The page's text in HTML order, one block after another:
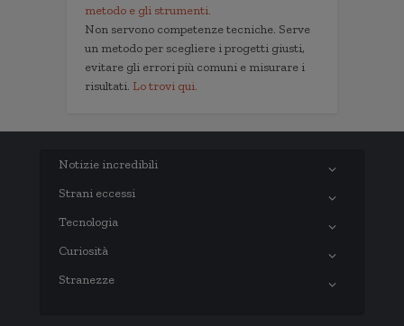
metodo e gli strumenti.
Non servono competenze tecniche. Serve
un metodo per scegliere i progetti giusti,
evitare gli errori più comuni e misurare i
risultati. Lo trovi qui.
Notizie incredibili
Strani eccessi
Tecnologia
Curiosità
Stranezze